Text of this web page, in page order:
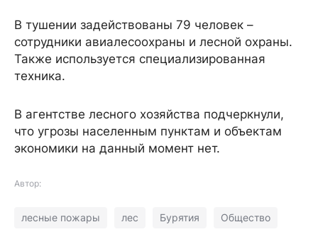
В тушении задействованы 79 человек –
сотрудники авиалесоохраны и лесной охраны.
Также используется специализированная
техника.
В агентстве лесного хозяйства подчеркнули,
что угрозы населенным пунктам и объектам
экономики на данный момент нет.
Автор:
лесные пожары лес Бурятия Общество